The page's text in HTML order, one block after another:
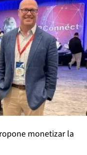
monetizar la